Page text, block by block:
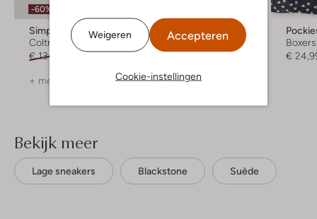
Weigeren Accepteren
Cookie-instellingen
-60%
Simple
Coltrui
€ 134,95
€ 53,99
+ meer kleuren
Atelier Rebul
Bath & Body
€ 27,99
+ meer kleuren
€
Bekijk meer
Lage sneakers Blackstone Suède